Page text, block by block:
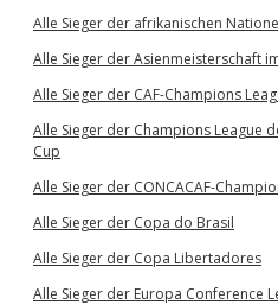
Alle Sieger der afrikanischen
Alle Sieger der Asienmeisterschaft
Alle Sieger der CAF-Champions
Alle Sieger der Champions League
Cup
Alle Sieger der CONCACAF-
Alle Sieger der Copa do Brasil
Alle Sieger der Copa Libertadores
Alle Sieger der Europa Conference